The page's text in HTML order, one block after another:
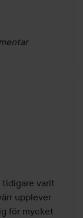
varit
upplever
för mycket